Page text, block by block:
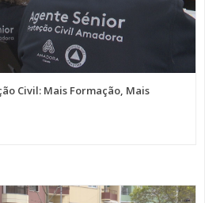
Civil: Mais Formação, Mais